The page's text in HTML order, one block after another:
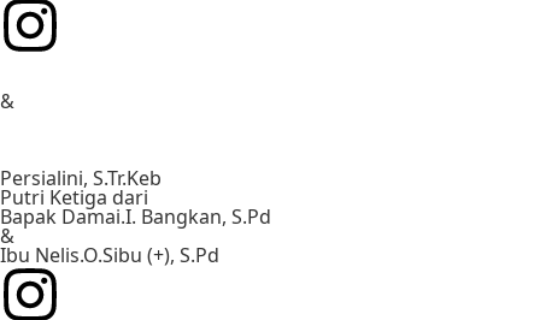
&
Persialini, S.Tr.Keb
Putri Ketiga dari
Bapak Damai.I. Bangkan, S.Pd
&
Ibu Nelis.O.Sibu (+), S.Pd